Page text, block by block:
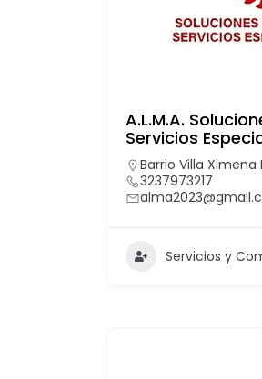
A.L.M.A.
Servicios
Barrio Villa Ximena
3237973217
Servicios y